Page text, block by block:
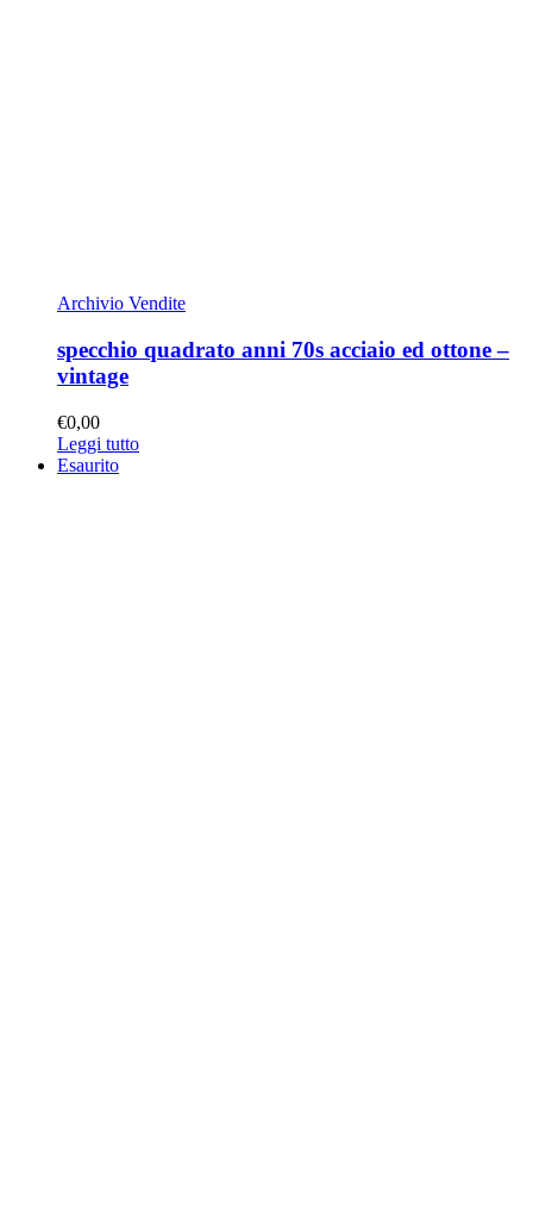
Archivio Vendite
specchio quadrato anni 70s acciaio ed ottone –
vintage
€0,00
Leggi tutto
Esaurito